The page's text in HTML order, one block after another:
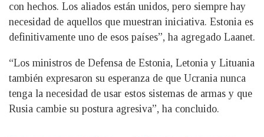
con hechos. Los aliados están unidos, pero siempre hay
necesidad de aquellos que muestran iniciativa. Estonia es
definitivamente uno de esos países”, ha agregado Laanet.
“Los ministros de Defensa de Estonia, Letonia y Lituania
también expresaron su esperanza de que Ucrania nunca
tenga la necesidad de usar estos sistemas de armas y que
Rusia cambie su postura agresiva”, ha concluido.